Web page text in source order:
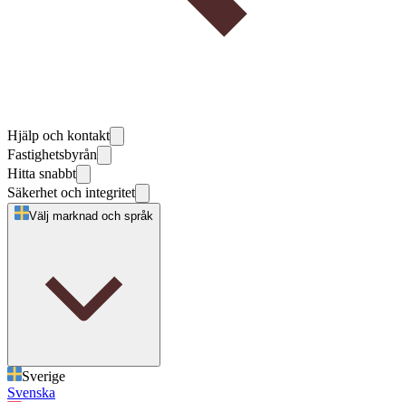
Hjälp och kontakt
Fastighetsbyrån
Hitta snabbt
Säkerhet och integritet
Välj marknad och språk
Sverige
Svenska